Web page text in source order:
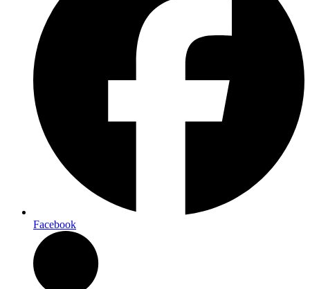
Facebook